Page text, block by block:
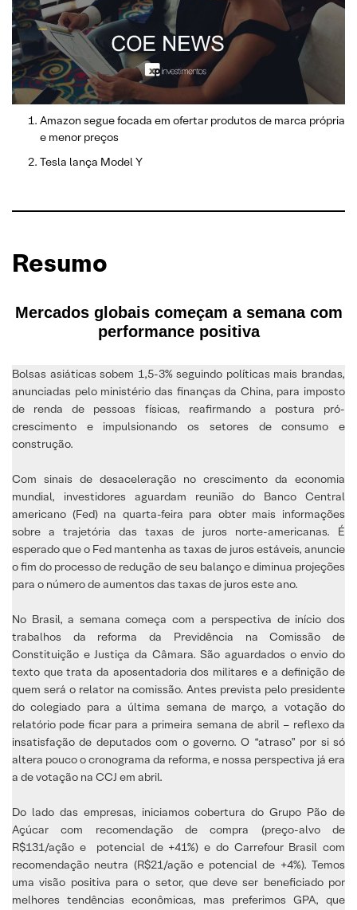
Amazon segue focada em ofertar produtos de marca própria
e menor preços
Tesla lança Model Y
Resumo
Mercados globais começam a semana com
performance positiva
Bolsas asiáticas sobem 1,5-3% seguindo políticas mais brandas,
anunciadas pelo ministério das finanças da China, para imposto
de renda de pessoas físicas, reafirmando a postura pró-
crescimento e impulsionando os setores de consumo e
construção.
Com sinais de desaceleração no crescimento da economia
mundial, investidores aguardam reunião do Banco Central
americano (Fed) na quarta-feira para obter mais informações
sobre a trajetória das taxas de juros norte-americanas. É
esperado que o Fed mantenha as taxas de juros estáveis, anuncie
o fim do processo de redução de seu balanço e diminua projeções
para o número de aumentos das taxas de juros este ano.
No Brasil, a semana começa com a perspectiva de início dos
trabalhos da reforma da Previdência na Comissão de
Constituição e Justiça da Câmara. São aguardados o envio do
texto que trata da aposentadoria dos militares e a definição de
quem será o relator na comissão. Antes prevista pelo presidente
do colegiado para a última semana de março, a votação do
relatório pode ficar para a primeira semana de abril – reflexo da
insatisfação de deputados com o governo. O “atraso” por si só
altera pouco o cronograma da reforma, e nossa perspectiva já era
a de votação na CCJ em abril.
Do lado das empresas, iniciamos cobertura do Grupo Pão de
Açúcar com recomendação de compra (preço-alvo de
R$131/ação e potencial de +41%) e do Carrefour Brasil com
recomendação neutra (R$21/ação e potencial de +4%). Temos
uma visão positiva para o setor, que deve ser beneficiado por
melhores tendências econômicas, mas preferimos GPA, que